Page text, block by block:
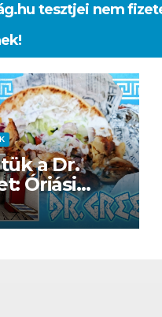
tesztjei nem
a Dr.
Óriási
kellemes
Csepel